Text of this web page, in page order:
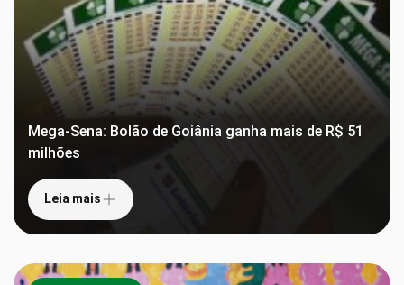
Mega-Sena: Bolão de Goiânia ganha mais de R$ 51
milhões
Leia mais